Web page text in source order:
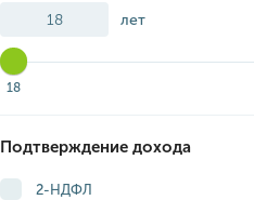
лет
18
Подтверждение дохода
2-НДФЛ